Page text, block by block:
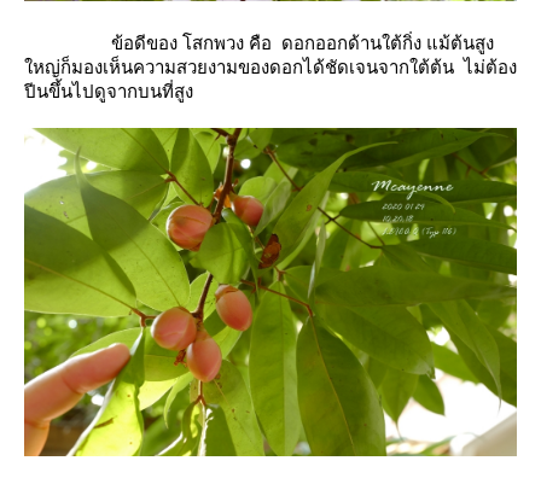
ข้อดีของ โสกพวง คือ ดอกออกด้านใต้กิ่ง แม้ต้นสูง
หญ่ก็มองเห็นความสวยงามของดอกได้ชัดเจนจากใต้ต้น ไม่ต้อง
ปีนขึ้นไปดูจากบนที่สูง